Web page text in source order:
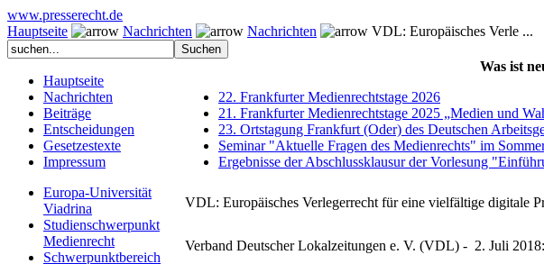
www.presserecht.de
Hauptseite
Nachrichten Nachrichten VDL: Europäisches Verle ...
Hauptseite
Nachrichten
Beiträge
Entscheidungen
Gesetzestexte
Impressum
Europa-Universität
Viadrina
Studienschwerpunkt
Medienrecht
Schwerpunktbereich
Was ist
22. Frankfurter Medienrechtstage 2026
21. Frankfurter Medienrechtstage 2025 „Medien und
23. Ortstagung Frankfurt (Oder) des Deutschen
Seminar "Aktuelle Fragen des Medienrechts" im
Ergebnisse der Abschlussklausur der Vorlesung
VDL: Europäisches Verlegerrecht für eine vielfältige digitale
Verband Deutscher Lokalzeitungen e. V. (VDL) - 2. Juli 2018: